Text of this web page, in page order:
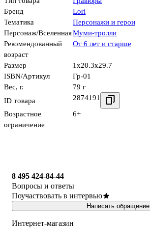
Бренд
Lori
Тематика
Персонажи и герои
Персонаж/ВселеннаяМуми-тролли
Рекомендованный
возраст
От 6 лет и старше
Размер
1x20.3x29.7
ISBN/Артикул
Гр-01
Вес, г.
79 г
ID товара
2874191
Возрастное
ограничение
6+
8 495 424-84-44
Вопросы и ответы
Поучаствовать в интервью
Написать обращение
Интернет-магазин